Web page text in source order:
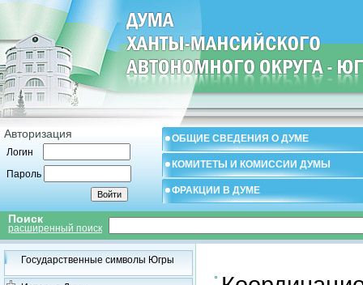
Авторизация
Логин
Пароль
ОБЩИЕ СВЕДЕНИЯ О ДУМЕ
КОМИТЕТЫ И КОМИССИИ ДУМЫ
ФРАКЦИИ В ДУМЕ
Поиск
расширенный поиск
Государственные символы Югры